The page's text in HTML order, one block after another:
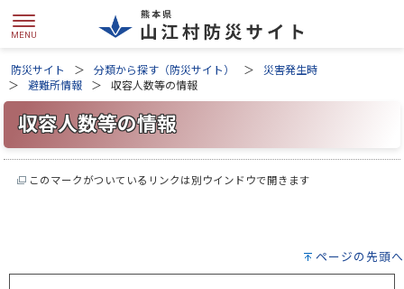
防災サイト 分類から探す（防災サイト）
災害発生時
避難所情報
収容人数等の情報
収容人数等の情報
このマークがついているリンクは別ウインドウで開きます
ページの先頭へ